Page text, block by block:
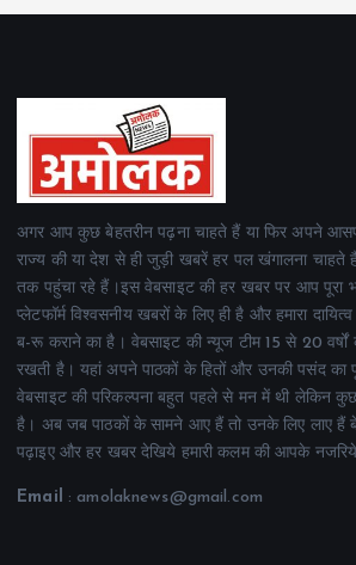
अगर आप कुछ बेहतरीन पढ़ना चाहते हैं या फिर अपने
राज्य की या देश से ही जुड़ी खबरें हर पल खंगालना चाहते
तक पहुंचा रहे हैं।इस वेबसाइट की हर खबर पर आप पूरा
प्लेटफॉर्म विश्वसनीय खबरों के लिए ही है और हमारा
ब-रू कराने का है। वेबसाइट की न्यूज टीम 15 से 20 वर्षों
रखती है। यहां अपने पाठकों के हितों और उनकी पसंद का
वेबसाइट की परिकल्पना बहुत पहले से मन में थी लेकिन
है। अब जब पाठकों के सामने आए हैं तो उनके लिए लाए हैं
पढ़ाइए और हर खबर देखिये हमारी कलम की आपके
Email : amolaknews@gmail.com